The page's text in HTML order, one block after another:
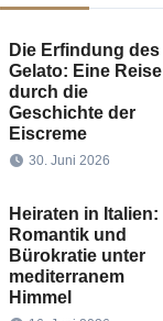
Die Erfindung des
Gelato: Eine Reise
durch die
Geschichte der
Eiscreme
30. Juni 2026
Heiraten in Italien:
Romantik und
Bürokratie unter
mediterranem
Himmel